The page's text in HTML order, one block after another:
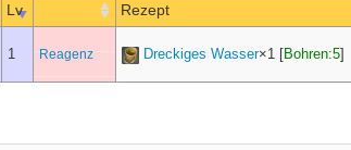
Lv Rezept
1 Reagenz Dreckiges Wasser×1 [Bohren:5]